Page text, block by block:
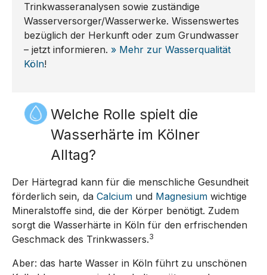
Trinkwasseranalysen sowie zuständige
Wasserversorger/Wasserwerke. Wissenswertes
bezüglich der Herkunft oder zum Grundwasser
– jetzt informieren. » Mehr zur Wasserqualität
Köln!
Welche Rolle spielt die
Wasserhärte im Kölner
Alltag?
Der Härtegrad kann für die menschliche Gesundheit
förderlich sein, da Calcium und Magnesium wichtige
Mineralstoffe sind, die der Körper benötigt. Zudem
sorgt die Wasserhärte in Köln für den erfrischenden
Geschmack des Trinkwassers.3
Aber: das harte Wasser in Köln führt zu unschönen